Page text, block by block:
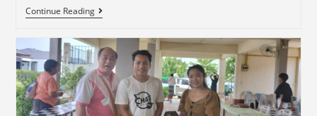
Continue Reading2023-
12
謝
神
的
醫
治